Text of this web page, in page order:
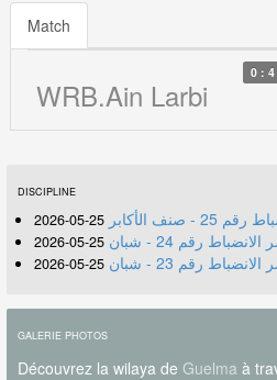
Match
WRB.Ain Larbi
0 : 4
DISCIPLINE
- صنف الأكابر 25-05-2026
رقم 24 - شبان 25-05-2026
رقم 23 - شبان 25-05-2026
GALERIE PHOTOS
Découvrez la wilaya de Guelma à